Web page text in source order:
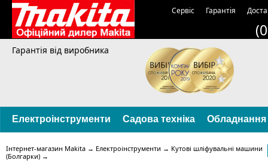
Сервіс Гарантія
Гарантія від виробника
Електроінструменти Садова техніка Обладнання
Інтернет-магазин Makita → Електроінструменти → Кутові шліфувальні машини
(Болгарки) →